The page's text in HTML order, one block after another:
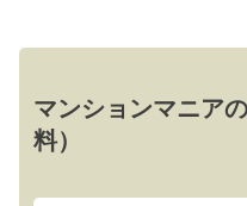
マンションマニア
料）